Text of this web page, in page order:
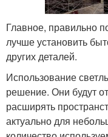
Главное, правильно
лучше установить
других деталей.
Использование
решение. Они будут
расширять
актуально для